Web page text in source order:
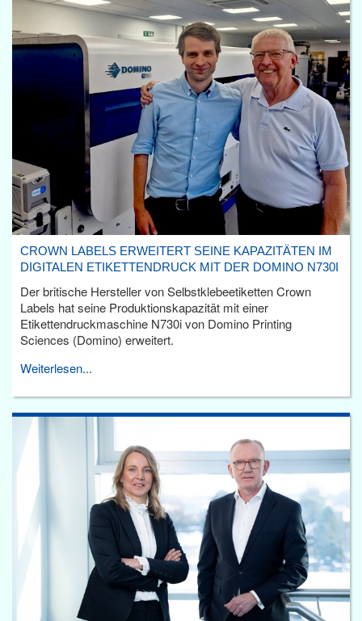
CROWN LABELS ERWEITERT SEINE KAPAZITÄTEN IM
DIGITALEN ETIKETTENDRUCK MIT DER DOMINO N730I
Der britische Hersteller von Selbstklebeetiketten Crown
Labels hat seine Produktionskapazität mit einer
Etikettendruckmaschine N730i von Domino Printing
Sciences (Domino) erweitert.
Weiterlesen...